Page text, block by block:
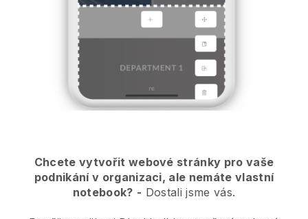
Chcete vytvořit webové stránky pro vaše
podnikání v organizaci, ale nemáte vlastní
notebook? - Dostali jsme vás.